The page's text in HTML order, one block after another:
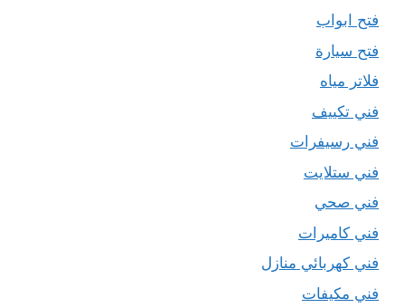
فتح ابواب
فتح سيارة
فلاتر مياه
فني تكييف
فني رسيفرات
فني ستلايت
فني صحي
فني كاميرات
فني كهربائي منازل
فني مكيفات